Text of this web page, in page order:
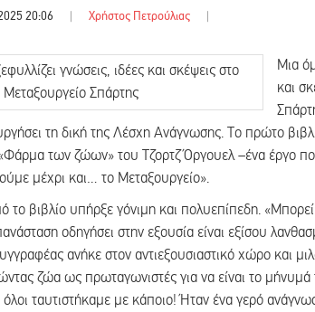
20:06 | Χρήστος Πετρούλιας |
Μια
και
τη δική της Λέσχη Ανάγνωσης. Το πρώτο
των ζώων» του Τζορτζ Όργουελ –ένα έργο
μέχρι και… το Μεταξουργείο».
βιβλίο υπήρξε γόνιμη και πολυεπίπεδη. «Μπορεί
οδηγήσει στην εξουσία είναι εξίσου
ανήκε στον αντιεξουσιαστικό χώρο και
ζώα ως πρωταγωνιστές για να είναι το μήνυμά
ταυτιστήκαμε με κάποιο! Ήταν ένα γερό